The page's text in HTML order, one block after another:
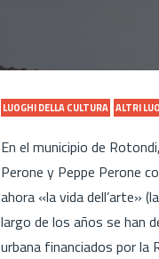
LUOGHI DELLA CULTURA ALTRI
En el municipio de
Perone y Peppe Perone
ahora «la vida dell’arte»
largo de los años se han
urbana financiados por la